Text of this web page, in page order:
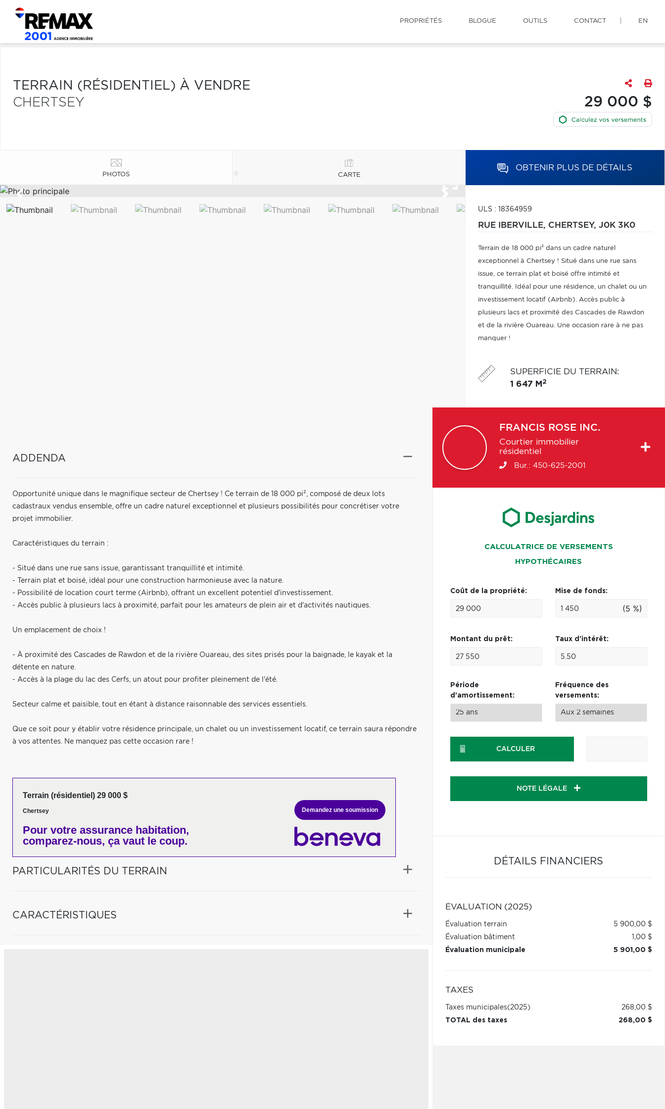
PROPRIÉTÉS BLOGUE OUTILS CONTACT EN
TERRAIN (RÉSIDENTIEL) À VENDRE
CHERTSEY
29 000 $
PHOTOS CARTE
OBTENIR PLUS DE DÉTAILS
ULS : 18364959
RUE IBERVILLE, CHERTSEY, J0K 3K0
Terrain de 18 000 pi² dans un cadre naturel
exceptionnel à Chertsey ! Situé dans une rue sans
issue, ce terrain plat et boisé offre intimité et
tranquillité. Idéal pour une résidence, un chalet ou un
investissement locatif (Airbnb). Accès public à
plusieurs lacs et proximité des Cascades de Rawdon
et de la rivière Ouareau. Une occasion rare à ne pas
manquer !
SUPERFICIE DU TERRAIN:
1 647 M 2
ADDENDA
Opportunité unique dans le magnifique secteur de Chertsey ! Ce terrain de 18 000 pi², composé de deux lots
cadastraux vendus ensemble, offre un cadre naturel exceptionnel et plusieurs possibilités pour concrétiser votre
projet immobilier.
Caractéristiques du terrain :
- Situé dans une rue sans issue, garantissant tranquillité et intimité.
- Terrain plat et boisé, idéal pour une construction harmonieuse avec la nature.
- Possibilité de location court terme (Airbnb), offrant un excellent potentiel d'investissement.
- Accès public à plusieurs lacs à proximité, parfait pour les amateurs de plein air et d'activités nautiques.
Un emplacement de choix !
- À proximité des Cascades de Rawdon et de la rivière Ouareau, des sites prisés pour la baignade, le kayak et la
détente en nature.
- Accès à la plage du lac des Cerfs, un atout pour profiter pleinement de l'été.
Secteur calme et paisible, tout en étant à distance raisonnable des services essentiels.
Que ce soit pour y établir votre résidence principale, un chalet ou un investissement locatif, ce terrain saura répondre
à vos attentes. Ne manquez pas cette occasion rare !
Terrain (résidentiel) 29 000 $
Chertsey
Pour votre assurance habitation,
comparez-nous, ça vaut le coup.
Demandez une soumission
PARTICULARITÉS DU TERRAIN
CARACTÉRISTIQUES
FRANCIS ROSE INC.
Courtier immobilier
résidentiel
Bur.: 450-625-2001
CALCULATRICE DE VERSEMENTS
HYPOTHÉCAIRES
Coût de la propriété: Mise de fonds:
(5 %)
Montant du prêt: Taux d'intérêt:
Période
d'amortissement:
Fréquence des
versements:
CALCULER
NOTE LÉGALE
DÉTAILS FINANCIERS
ÉVALUATION (2025)
Évaluation terrain
5 900,00 $
Évaluation bâtiment
1,00 $
Évaluation municipale
5 901,00 $
TAXES
Taxes municipales(2025)
268,00 $
TOTAL des taxes
268,00 $